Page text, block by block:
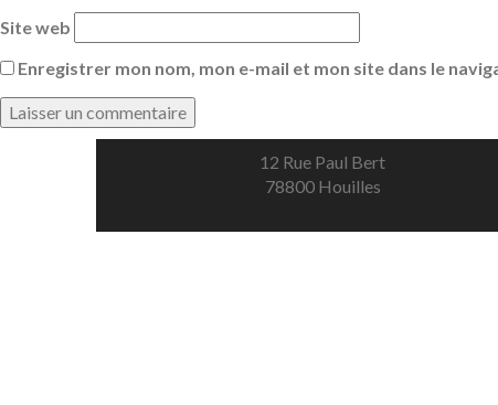
Site web
Enregistrer mon nom, mon e-mail et mon site dans le
12 Rue Paul Bert
78800 Houilles